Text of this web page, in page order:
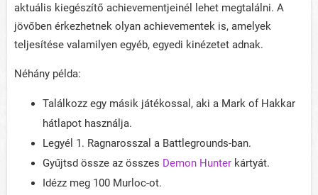
aktuális kiegészítő achievementjeinél lehet megtalálni. A
jövőben érkezhetnek olyan achievementek is, amelyek
teljesítése valamilyen egyéb, egyedi kinézetet adnak.
Néhány példa:
Találkozz egy másik játékossal, aki a Mark of Hakkar
hátlapot használja.
Legyél 1. Ragnarosszal a Battlegrounds-ban.
Gyűjtsd össze az összes Demon Hunter kártyát.
Idézz meg 100 Murloc-ot.